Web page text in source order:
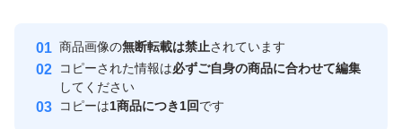
安心取引出品者
心・安全なユーザーです
取引実績
商品画像の無断転載は禁止されています
コピーされた情報は必ずご自身の商品に合わせて編集
してください
コピーは1商品につき1回です